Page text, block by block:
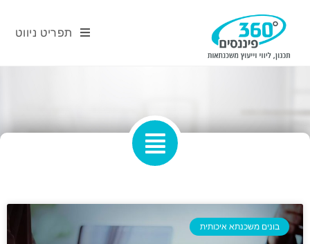
תפריט ניווט
בונים משכנתא איכותית